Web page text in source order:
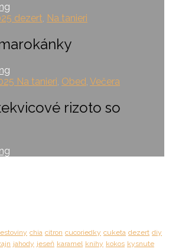
dezert, Na tanieri
Na tanieri, Obed, Večera
rizoto so
chia citron cucoriedky cuketa dezert diy
jahody jeseň karamel knihy kokos kysnute